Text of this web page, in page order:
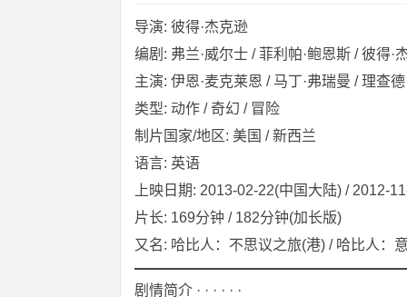
导演: 彼得·杰克逊
编剧: 弗兰·威尔士 / 菲利帕·鲍恩斯 / 彼得·
主演: 伊恩·麦克莱恩 / 马丁·弗瑞曼 / 理查
类型: 动作 / 奇幻 / 冒险
制片国家/地区: 美国 / 新西兰
语言: 英语
上映日期: 2013-02-22(中国大陆) / 2012-
片长: 169分钟 / 182分钟(加长版)
又名: 哈比人：不思议之旅(港) / 哈比人：
剧情简介 · · · · · ·